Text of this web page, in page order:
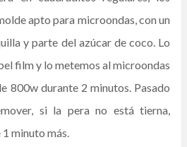
apto para microondas, con un
y parte del azúcar de coco. Lo
film y lo metemos al microondas
800w durante 2 minutos. Pasado
si la pera no está tierna,
minuto más.